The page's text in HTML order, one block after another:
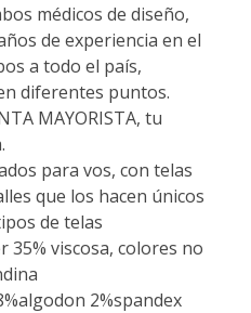
médicos de diseño,
de experiencia en el
a todo el país,
diferentes puntos.
MAYORISTA, tu
para vos, con telas
que los hacen únicos
de telas
35% viscosa, colores no
2%spandex